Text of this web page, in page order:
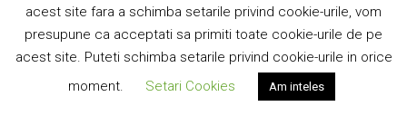
ălăsăm să treacă douălunişi săreveniţi, s ăreluăm temeleş
ăle adâncim.
Vă mulţumesc pentru invitaţie, pe data viitoare.
acest site fara a schimba setarile privind cookie-urile, vom
presupune ca acceptati sa primiti toate cookie-urile de pe
acest site. Puteti schimba setarile privind cookie-urile in orice
moment.
Setari Cookies Am inteles